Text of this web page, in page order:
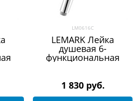
LM0616C
LEMARK Лейка
душевая 6-
функциональная
1 830 руб.